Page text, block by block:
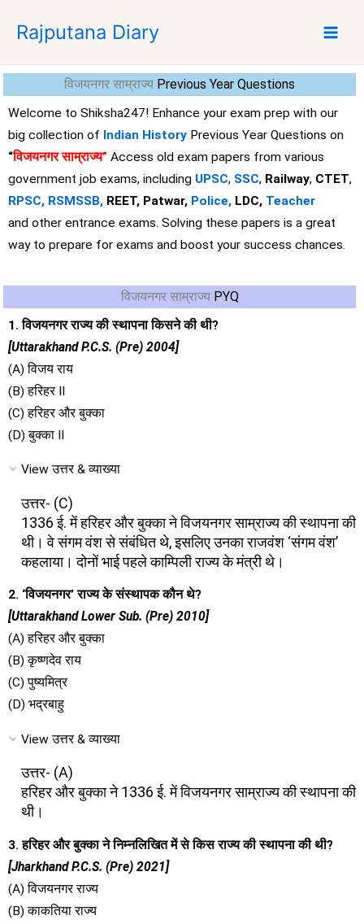
p
Rajputana Diary
विजयनगर साम्राज्य Previous Year Questions
Welcome to Shiksha247! Enhance your exam prep with our
big collection of Indian History Previous Year Questions on
“विजयनगर साम्राज्य” Access old exam papers from various
government job exams, including UPSC, SSC, Railway, CTET,
RPSC, RSMSSB, REET, Patwar, Police, LDC, Teacher
and other entrance exams. Solving these papers is a great
way to prepare for exams and boost your success chances.
विजयनगर साम्राज्यPYQ
1. विजयनगर राज्य की स्थापना किसने की थी?
[Uttarakhand P.C.S. (Pre) 2004]
(A) विजय राय
(B) हरिहर II
(C) हरिहर और बुक्का
(D) बुक्का II
View उत्तर & व्याख्या
उत्तर- (C)
1336 ई. में हरिहर और बुक्का ने विजयनगर साम्राज्य की स्थापना की
थी। वे संगम वंश से संबंधित थे, इसलिए उनका राजवंश ‘संगम वंश’
कहलाया। दोनों भाई पहले काम्पिली राज्य के मंत्री थे।
2. ‘विजयनगर’ राज्य के संस्थापक कौन थे?
[Uttarakhand Lower Sub. (Pre) 2010]
(A) हरिहर और बुक्का
(B) कृष्णदेव राय
(C) पुष्यमित्र
(D) भद्रबाहु
View उत्तर & व्याख्या
उत्तर- (A)
हरिहर और बुक्का ने 1336 ई. में विजयनगर साम्राज्य की स्थापना की
थी।
3. हरिहर और बुक्का ने निम्नलिखित में से किस राज्य की स्थापना की थी?
[Jharkhand P.C.S. (Pre) 2021]
(A) विजयनगर राज्य
(B) काकतिया राज्य